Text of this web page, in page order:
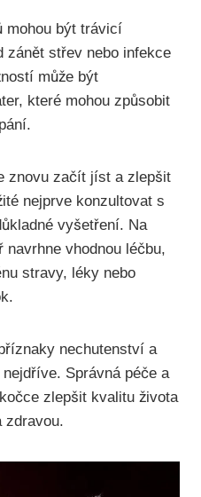
mohou být trávicí
zánět střev nebo infekce
může být
které mohou způsobit
znovu začít jíst a zlepšit
nejprve konzultovat s
vyšetření. Na
navrhne vhodnou léčbu,
stravy, léky nebo
nechutenství a
Správná péče a
zlepšit kvalitu života
zdravou.